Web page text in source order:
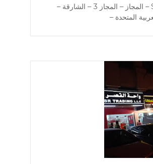
S108 – المجاز – المجاز 3 – الشارقة –
المتحدة –